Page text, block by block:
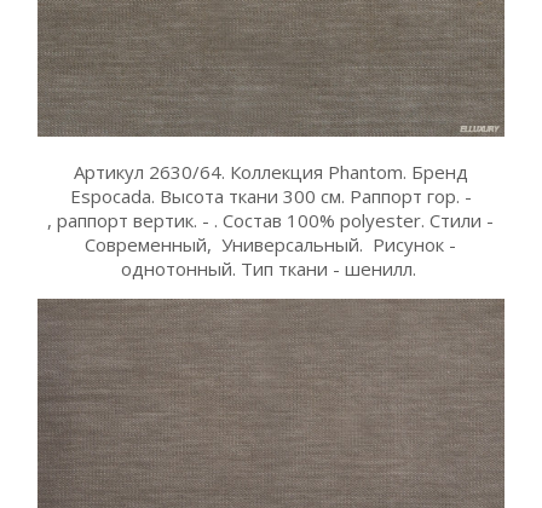
Артикул 2630/64. Коллекция Phantom. Бренд
Espocada. Высота ткани 300 см. Раппорт гор. -
, раппорт вертик. - . Состав 100% polyester. Стили -
Современный, Универсальный. Рисунок -
однотонный. Тип ткани - шенилл.